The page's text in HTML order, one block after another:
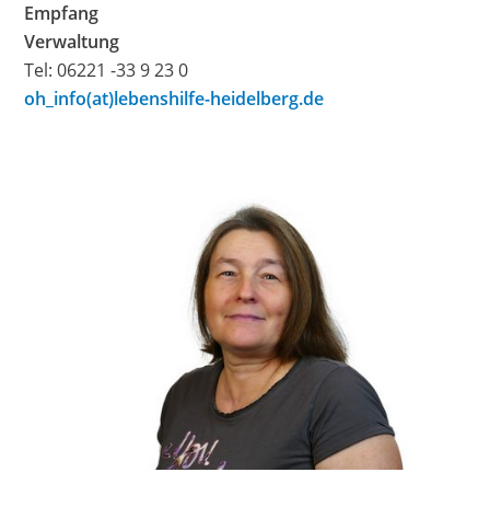
Empfang
Verwaltung
Tel: 06221 -33 9 23 0
oh_info(at)lebenshilfe-heidelberg.de